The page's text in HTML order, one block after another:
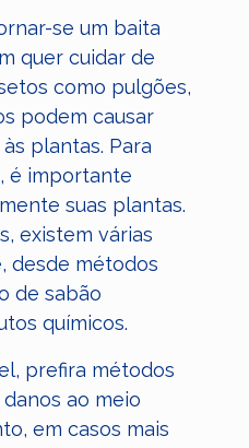
se um baita
quer cuidar de
como pulgões,
podem causar
plantas. Para
é importante
suas plantas.
existem várias
desde métodos
de sabão
químicos.
prefira métodos
ao meio
em casos mais